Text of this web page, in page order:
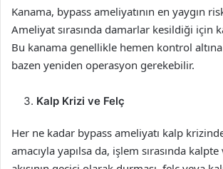
Kanama, bypass ameliyatının en yaygın
Ameliyat sırasında damarlar kesildiği için
Bu kanama genellikle hemen kontrol altına
bazen yeniden operasyon gerekebilir.
Kalp Krizi ve Felç
Her ne kadar bypass ameliyatı kalp
amacıyla yapılsa da, işlem sırasında